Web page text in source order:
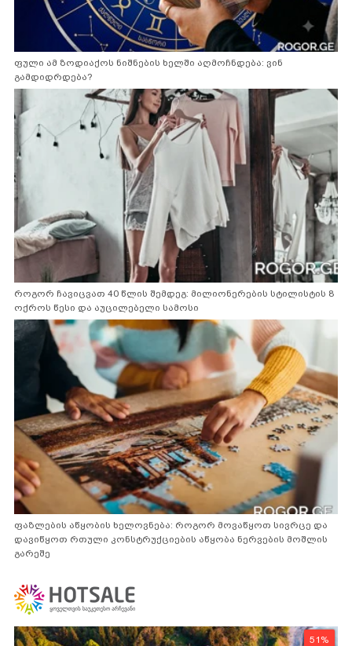
ფული ამ ზოდიაქოს ნიშნების ხელში აღმოჩნდება: ვინ
გამდიდრდება?
როგორ ჩავიცვათ 40 წლის შემდეგ: მილიონერების სტილისტის 8
ოქროს წესი და აუცილებელი სამოსი
ფაზლების აწყობის ხელოვნება: როგორ მოვაწყოთ სივრცე და
დავიწყოთ რთული კონსტრუქციების აწყობა ნერვების მოშლის
გარეშე
51%